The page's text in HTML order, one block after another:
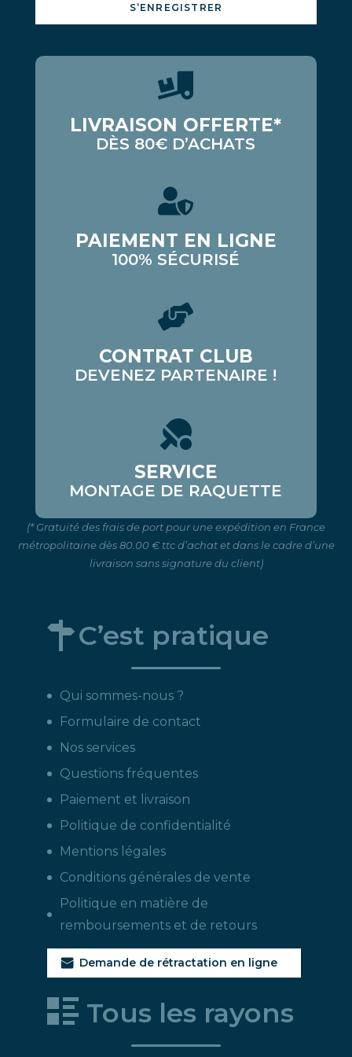
S’ENREGISTRER
LIVRAISON OFFERTE*
DÈS 80€ D’ACHATS
PAIEMENT EN LIGNE
100% SÉCURISÉ
CONTRAT CLUB
DEVENEZ PARTENAIRE !
SERVICE
MONTAGE DE RAQUETTE
(* Gratuité des frais de port pour une expédition en France
métropolitaine dès 80.00 € ttc d’achat et dans le cadre d’une
livraison sans signature du client)
C’est pratique
Qui sommes-nous ?
Formulaire de contact
Nos services
Questions fréquentes
Paiement et livraison
Politique de confidentialité
Mentions légales
Conditions générales de vente
Politique en matière de
remboursements et de retours
Demande de rétractation en ligne
Tous les rayons